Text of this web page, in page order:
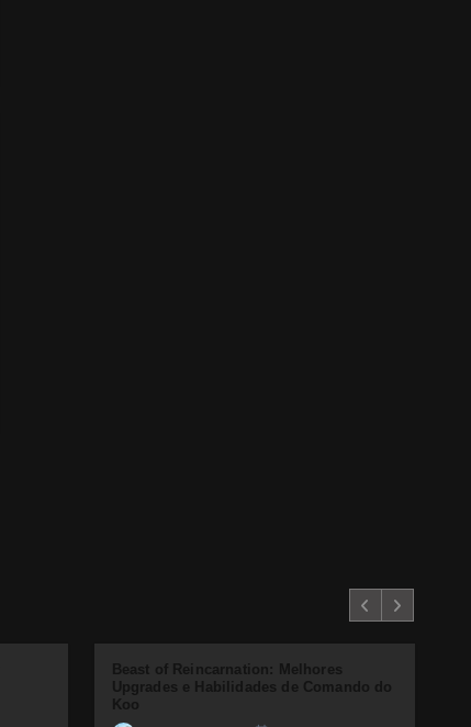
Beast of Reincarnation: Melhores
Upgrades e Habilidades de Comando do
Koo